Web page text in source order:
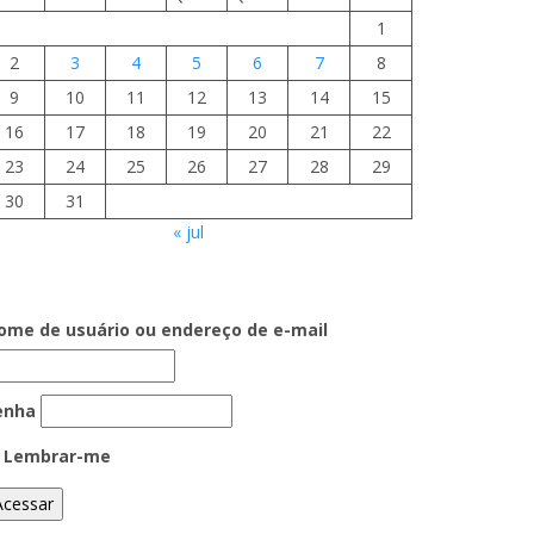
1
2
3 4 5 6 7
8
9
10 11 12 13 14
15
16
17 18 19 20 21
22
23
24 25 26 27 28
29
30
31
« jul
de usuário ou endereço de e-mail
Lembrar-me